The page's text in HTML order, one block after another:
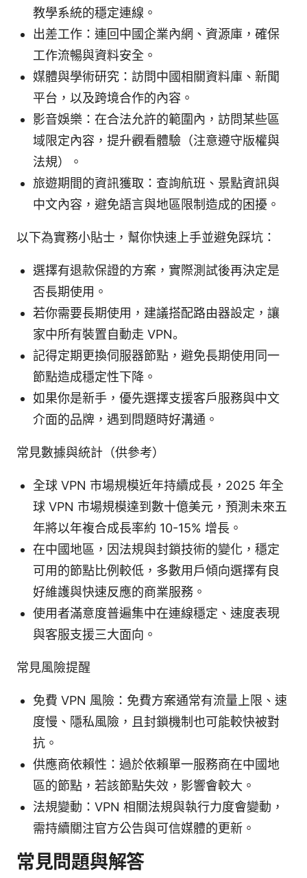
教學系統的穩定連線。
出差工作：連回中國企業內網、資源庫，確保
工作流暢與資料安全。
媒體與學術研究：訪問中國相關資料庫、新聞
平台，以及跨境合作的內容。
影音娛樂：在合法允許的範圍內，訪問某些區
域限定內容，提升觀看體驗（注意遵守版權與
法規）。
旅遊期間的資訊獲取：查詢航班、景點資訊與
中文內容，避免語言與地區限制造成的困擾。
以下為實務小貼士，幫你快速上手並避免踩坑：
選擇有退款保證的方案，實際測試後再決定是
否長期使用。
若你需要長期使用，建議搭配路由器設定，讓
家中所有裝置自動走 VPN。
記得定期更換伺服器節點，避免長期使用同一
節點造成穩定性下降。
如果你是新手，優先選擇支援客戶服務與中文
介面的品牌，遇到問題時好溝通。
常見數據與統計（供參考）
全球 VPN 市場規模近年持續成長，2025 年全
球 VPN 市場規模達到數十億美元，預測未來五
年將以年複合成長率約 10-15% 增長。
在中國地區，因法規與封鎖技術的變化，穩定
可用的節點比例較低，多數用戶傾向選擇有良
好維護與快速反應的商業服務。
使用者滿意度普遍集中在連線穩定、速度表現
與客服支援三大面向。
常見風險提醒
免費 VPN 風險：免費方案通常有流量上限、速
度慢、隱私風險，且封鎖機制也可能較快被對
抗。
供應商依賴性：過於依賴單一服務商在中國地
區的節點，若該節點失效，影響會較大。
法規變動：VPN 相關法規與執行力度會變動，
需持續關注官方公告與可信媒體的更新。
常見問題與解答